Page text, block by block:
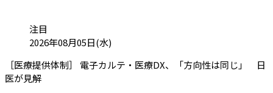
カテゴリ:
注目
投稿日:2026年08月05日(水)
［医療提供体制］ 電子カルテ・医療DX、「方向性は同じ」 日
医が見解（会員限定記事）